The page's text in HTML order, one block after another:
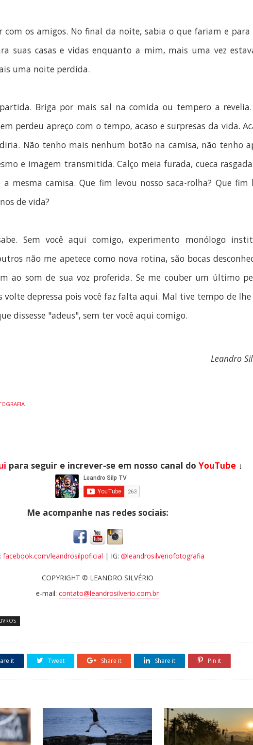
com os amigos. No final da noite, sabia o que fariam e para
suas casas e vidas enquanto a mim, mais uma vez
uma noite perdida.
Briga por mais sal na comida ou tempero a
perdeu apreço com o tempo, acaso e surpresas da vida.
Não tenho mais nenhum botão na camisa, não tenho
e imagem transmitida. Calço meia furada, cueca
a mesma camisa. Que fim levou nosso saca-rolha? Que fim
de vida?
Sem você aqui comigo, experimento monólogo
não me apetece como nova rotina, são bocas
ao som de sua voz proferida. Se me couber um último
volte depressa pois você faz falta aqui. Mal tive tempo de
dissesse "adeus", sem ter você aqui comigo.
Leandro
para seguir e increver-se em nosso canal do YouTube ↓
Me acompanhe nas redes sociais:
facebook.com/leandrosilpoficial | IG: @leandrosilveriofotografia
COPYRIGHT © LEANDRO SILVÉRIO
e-mail: contato@leandrosilverio.com.br
it Tweet Share it Share it Pin it